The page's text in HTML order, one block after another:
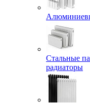
Стальные
радиаторы